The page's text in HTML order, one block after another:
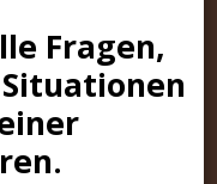
Fragen,